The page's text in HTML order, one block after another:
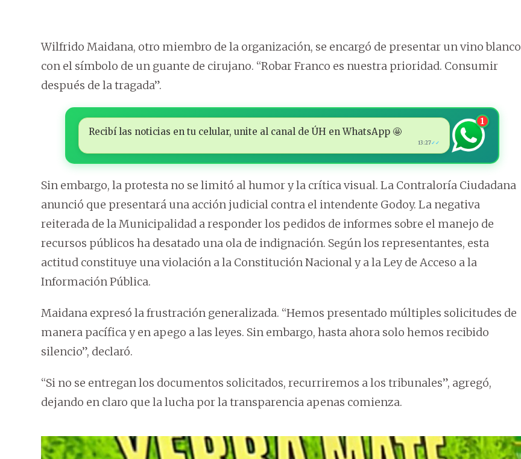
Wilfrido Maidana, otro miembro de la organización, se encargó de presentar un vino blanco
con el símbolo de un guante de cirujano. “Robar Franco es nuestra prioridad. Consumir
después de la tragada”.
Recibí las noticias en tu celular, unite al canal de ÚH en WhatsApp 🤩
13:27✓✓
1
Sin embargo, la protesta no se limitó al humor y la crítica visual. La Contraloría Ciudadana
anunció que presentará una acción judicial contra el intendente Godoy. La negativa
reiterada de la Municipalidad a responder los pedidos de informes sobre el manejo de
recursos públicos ha desatado una ola de indignación. Según los representantes, esta
actitud constituye una violación a la Constitución Nacional y a la Ley de Acceso a la
Información Pública.
Maidana expresó la frustración generalizada. “Hemos presentado múltiples solicitudes de
manera pacífica y en apego a las leyes. Sin embargo, hasta ahora solo hemos recibido
silencio”, declaró.
“Si no se entregan los documentos solicitados, recurriremos a los tribunales”, agregó,
dejando en claro que la lucha por la transparencia apenas comienza.